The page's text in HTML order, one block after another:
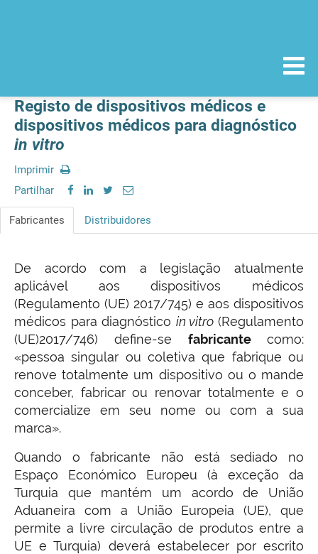
Registo de dispositivos médicos e
dispositivos médicos para diagnóstico
in vitro
Imprimir
Partilhar
Fabricantes Distribuidores
De acordo com a legislação atualmente
aplicável aos dispositivos médicos
(Regulamento (UE) 2017/745) e aos dispositivos
médicos para diagnóstico in vitro(Regulamento
(UE)2017/746) define-se fabricantecomo:
«pessoa singular ou coletiva que fabrique ou
renove totalmente um dispositivo ou o mande
conceber, fabricar ou renovar totalmente e o
comercialize em seu nome ou com a sua
marca».
Quando o fabricante não está sediado no
Espaço Económico Europeu (à exceção da
Turquia que mantém um acordo de União
Aduaneira com a União Europeia (UE), que
permite a livre circulação de produtos entre a
UE e Turquia) deverá estabelecer por escrito